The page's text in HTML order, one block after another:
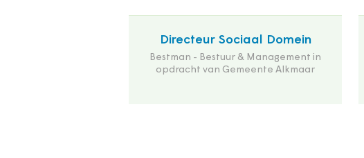
Directeur Sociaal Domein
Bestman - Bestuur & Management in
opdracht van Gemeente Alkmaar